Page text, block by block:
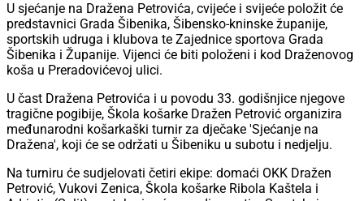
U sjećanje na Dražena Petrovića, cvijeće i svijeće položit će
predstavnici Grada Šibenika, Šibensko-kninske županije,
sportskih udruga i klubova te Zajednice sportova Grada
Šibenika i Županije. Vijenci će biti položeni i kod Draženovog
koša u Preradovićevoj ulici.
U čast Dražena Petrovića i u povodu 33. godišnjice njegove
tragične pogibije, Škola košarke Dražen Petrović organizira
međunarodni košarkaški turnir za dječake 'Sjećanje na
Dražena', koji će se održati u Šibeniku u subotu i nedjelju.
Na turniru će sudjelovati četiri ekipe: domaći OKK Dražen
Petrović, Vukovi Zenica, Škola košarke Ribola Kaštela i